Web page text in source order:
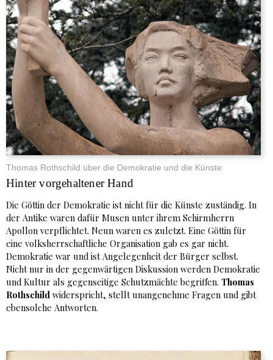
Thomas Rothschild über die Demokratie und die Künste
Hinter vorgehaltener Hand
Die Göttin der Demokratie ist nicht für die Künste zuständig. In
der Antike waren dafür Musen unter ihrem Schirmherrn
Apollon verpflichtet. Neun waren es zuletzt. Eine Göttin für
eine volksherrschaftliche Organisation gab es gar nicht.
Demokratie war und ist Angelegenheit der Bürger selbst.
Nicht nur in der gegenwärtigen Diskussion werden Demokratie
und Kultur als gegenseitige Schutzmächte begriffen. Thomas
Rothschild widerspricht, stellt unangenehme Fragen und gibt
ebensolche Antworten.